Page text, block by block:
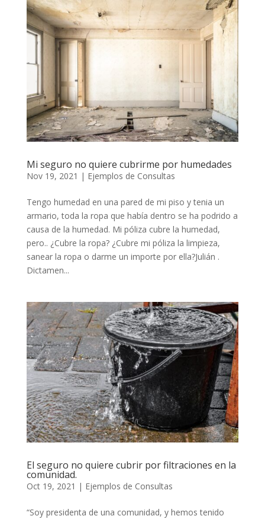
Mi seguro no quiere cubrirme por humedades
Nov 19, 2021 | Ejemplos de Consultas
Tengo humedad en una pared de mi piso y tenia un
armario, toda la ropa que había dentro se ha podrido a
causa de la humedad. Mi póliza cubre la humedad,
pero.. ¿Cubre la ropa? ¿Cubre mi póliza la limpieza,
sanear la ropa o darme un importe por ella?Julián .
Dictamen...
El seguro no quiere cubrir por filtraciones en la
comunidad.
Oct 19, 2021 | Ejemplos de Consultas
“Soy presidenta de una comunidad, y hemos tenido